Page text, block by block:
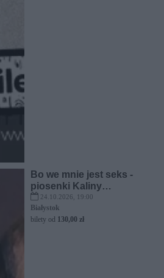
Bo we mnie jest seks -
piosenki Kaliny
Jędrusik
24.10.2026, 19:00
Białystok
bilety od 130,00 zł